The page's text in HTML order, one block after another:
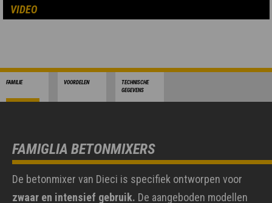
VIDEO
FAMILIE VOORDELEN
TECHNISCHE
GEGEVENS
FAMIGLIA BETONMIXERS
De betonmixer van Dieci is specifiek ontworpen voor
zwaar en intensief gebruik. De aangeboden modellen